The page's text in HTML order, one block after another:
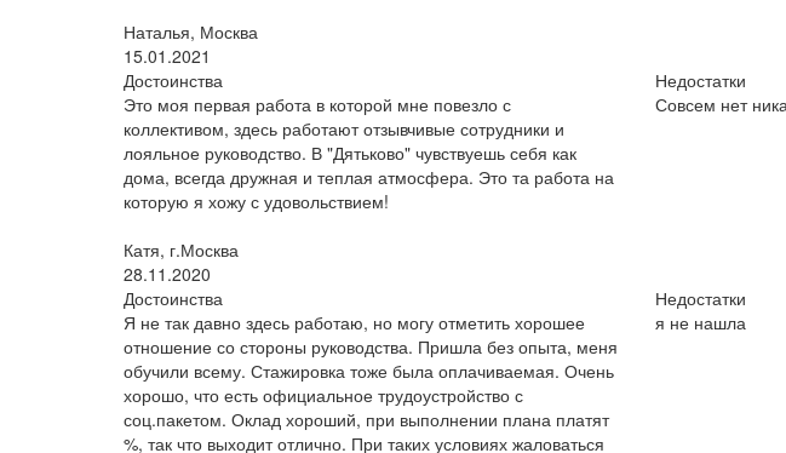
Наталья, Москва
15.01.2021
Достоинства
Это моя первая работа в которой мне повезло с
коллективом, здесь работают отзывчивые сотрудники и
лояльное руководство. В "Дятьково" чувствуешь себя как
дома, всегда дружная и теплая атмосфера. Это та работа на
которую я хожу с удовольствием!
Недостатки
Совсем нет
Катя, г.Москва
28.11.2020
Достоинства
Я не так давно здесь работаю, но могу отметить хорошее
отношение со стороны руководства. Пришла без опыта, меня
обучили всему. Стажировка тоже была оплачиваемая. Очень
хорошо, что есть официальное трудоустройство с
соц.пакетом. Оклад хороший, при выполнении плана платят
%, так что выходит отлично. При таких условиях жаловаться
Недостатки
я не нашла